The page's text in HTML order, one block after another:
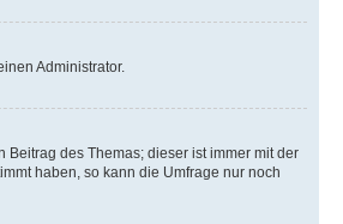
Administrator.
des Themas; dieser ist immer mit der
haben, so kann die Umfrage nur noch